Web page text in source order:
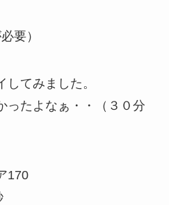
要）
てみました。
ったよなぁ・・（３０分